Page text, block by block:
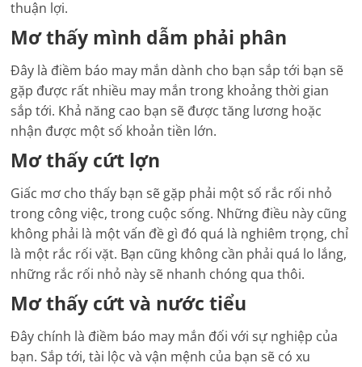
thuận lợi.
Mơ thấy mình dẫm phải phân
Đây là điềm báo may mắn dành cho bạn sắp tới bạn sẽ
gặp được rất nhiều may mắn trong khoảng thời gian
sắp tới. Khả năng cao bạn sẽ được tăng lương hoặc
nhận được một số khoản tiền lớn.
Mơ thấy cứt lợn
Giấc mơ cho thấy bạn sẽ gặp phải một số rắc rối nhỏ
trong công việc, trong cuộc sống. Những điều này cũng
không phải là một vấn đề gì đó quá là nghiêm trọng, chỉ
là một rắc rối vặt. Bạn cũng không cần phải quá lo lắng,
những rắc rối nhỏ này sẽ nhanh chóng qua thôi.
Mơ thấy cứt và nước tiểu
Đây chính là điềm báo may mắn đối với sự nghiệp của
bạn. Sắp tới, tài lộc và vận mệnh của bạn sẽ có xu